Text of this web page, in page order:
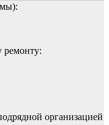
ремонту:
организацией